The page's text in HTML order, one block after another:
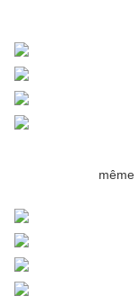
même